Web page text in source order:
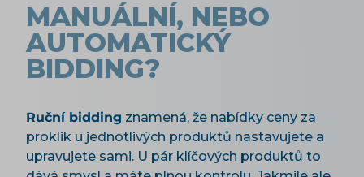
MANUÁLNÍ, NEBO
AUTOMATICKÝ
BIDDING?
Ruční bidding znamená, že nabídky ceny za
proklik u jednotlivých produktů nastavujete a
upravujete sami. U pár klíčových produktů to